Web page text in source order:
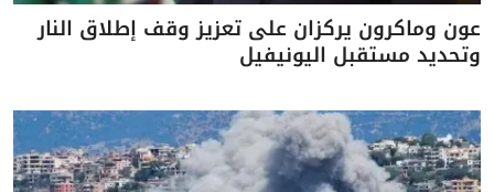
عون وماكرون يركزان على تعزيز وقف إطلاق النار
وتحديد مستقبل اليونيفيل